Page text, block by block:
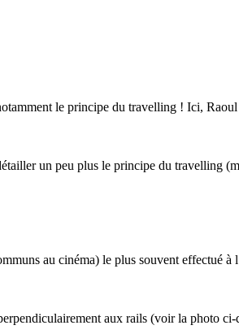
le principe du travelling ! Ici,
un peu plus le principe du travelling
au cinéma) le plus souvent effectué
aux rails (voir la photo ci-